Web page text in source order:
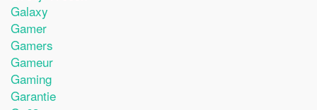
Galaxy
Gamer
Gamers
Gameur
Gaming
Garantie